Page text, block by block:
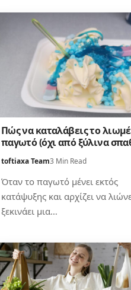
Πώς να καταλάβεις το
παγωτό (όχι από ξύλινα
toftiaxa Team3 Min Read
Όταν το παγωτό μένει εκτός
κατάψυξης και αρχίζει να
ξεκινάει μια…